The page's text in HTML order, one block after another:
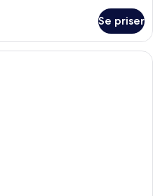
Se priser
Ett rymligt hotellrum med en stor